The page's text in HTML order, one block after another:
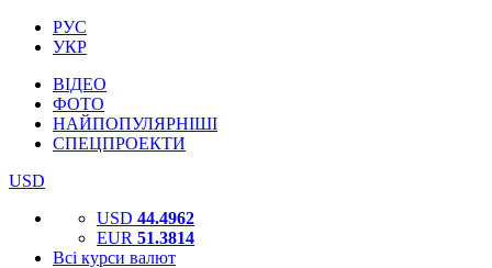
РУС
УКР
ВІДЕО
ФОТО
НАЙПОПУЛЯРНІШІ
СПЕЦПРОЕКТИ
USD
USD 44.4962
EUR 51.3814
Всі курси валют